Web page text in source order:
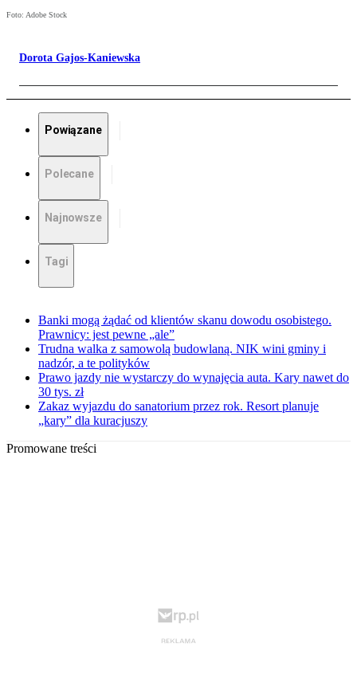
Foto: Adobe Stock
Dorota Gajos-Kaniewska
Powiązane
Polecane
Najnowsze
Tagi
Banki mogą żądać od klientów skanu dowodu osobistego.
Prawnicy: jest pewne „ale”
Trudna walka z samowolą budowlaną. NIK wini gminy i
nadzór, a te polityków
Prawo jazdy nie wystarczy do wynajęcia auta. Kary nawet do
30 tys. zł
Zakaz wyjazdu do sanatorium przez rok. Resort planuje
„kary” dla kuracjuszy
Promowane treści